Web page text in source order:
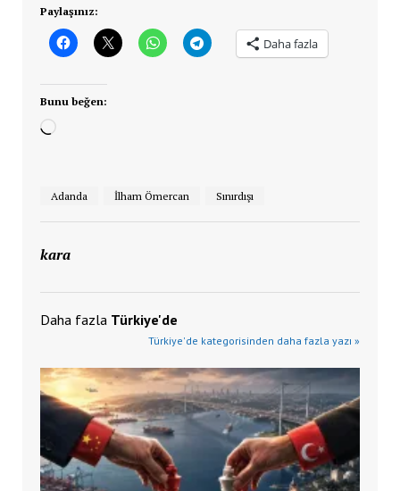
Paylaşınız:
Daha fazla
Bunu beğen:
Yükleniyor...
Adanda İlham Ömercan Sınırdışı
kara
Daha fazla Türkiye'de
Türkiye'de kategorisinden daha fazla yazı »